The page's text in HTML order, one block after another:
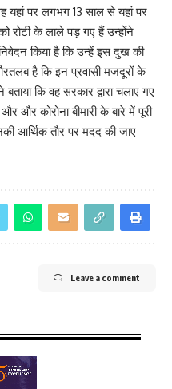
यहां पर लगभग 13 साल से यहां पर
रोटी के लाले पड़ गए हैं उन्होंने
किया है कि उन्हें इस दुख की
है कि इन प्रवासी मजदूरों के
कि वह सरकार द्वारा चलाए गए
और कोरोना बीमारी के बारे में पूरी
आर्थिक तौर पर मदद की जाए
Leave a comment